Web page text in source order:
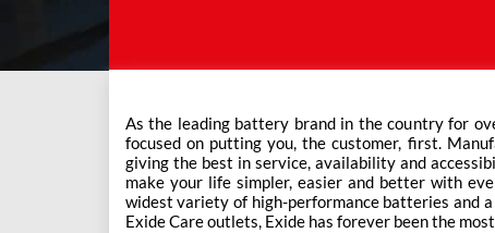
As the leading battery brand in the country for
focused on putting you, the customer, first.
giving the best in service, availability and
make your life simpler, easier and better with
widest variety of high-performance batteries and
Exide Care outlets, Exide has forever been the
This ever-increasing network of Exide Care